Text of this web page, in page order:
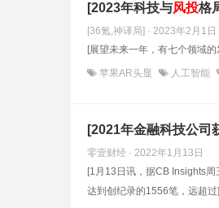
[2023年科技与风投格
[36氪,神译局] · 2023年2月1日
[展望未来一年，有七个领域
苹果AR头显 人工智能
[2021年金融科技公司
零壹财经 · 2022年1月13日
[1月13日讯，据CB Insights
达到创纪录的1556笔，远超过]